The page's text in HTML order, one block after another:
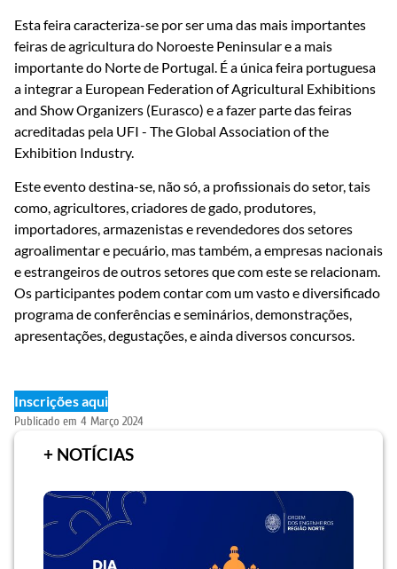
​​​Esta feira caracteriza-se por ser uma das mais importantes
feiras de agricultura do Noroeste Peninsular e a mais
importante do Norte de Portugal. É a única feira portuguesa
a integrar a European Federation of Agricultural Exhibitions
and Show Organizers (Eurasco) e a fazer parte das feiras
acreditadas pela UFI - The Global Association of the
Exhibition Industry.
Este evento destina-se, não só, a profissionais do setor, tais
como, agricultores, criadores de gado, produtores,
importadores, armazenistas e revendedores dos setores
agroalimentar e pecuário, mas também, a empresas nacionais
e estrangeiros de outros setores que com este se relacionam​. ​
Os participantes podem contar com um vasto e diversificado
programa de conferências e seminários, demonstrações,
apresentações, degustações, e ainda diversos concursos.
Inscrições aqui
Publicado em 4 Março 2024
+ NOTÍCIAS